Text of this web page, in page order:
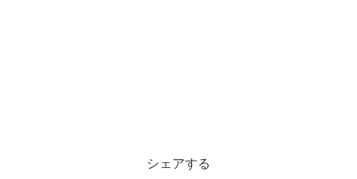
シェアする